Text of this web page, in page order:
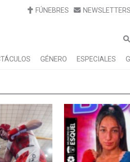
FÚNEBRES NEWSLETTERS
GÉNERO ESPECIALES